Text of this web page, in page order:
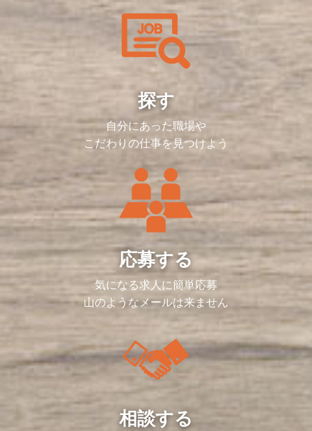
探す
自分にあった職場や
こだわりの仕事を見つけよう
応募する
気になる求人に簡単応募
山のようなメールは来ません
相談する